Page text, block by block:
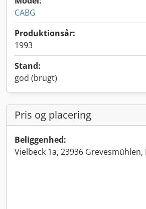
CABG
Produktionsår:
1993
Stand:
god (brugt)
Pris og placering
Beliggenhed:
Vielbeck 1a, 23936